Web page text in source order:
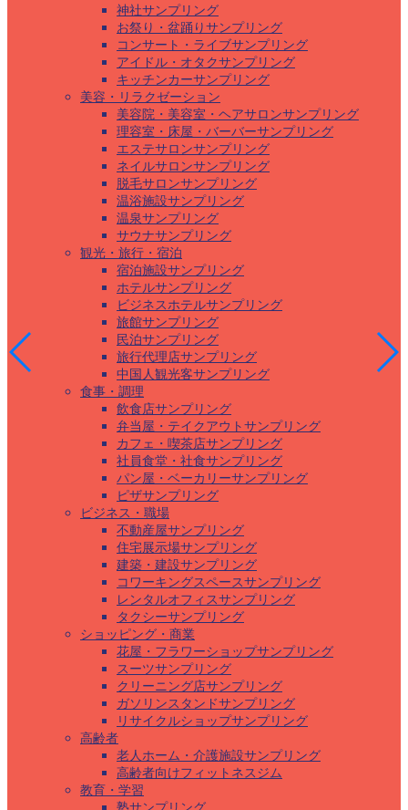
神社サンプリング
お祭り・盆踊りサンプリング
コンサート・ライブサンプリング
アイドル・オタクサンプリング
キッチンカーサンプリング
美容・リラクゼーション
美容院・美容室・ヘアサロンサンプリング
理容室・床屋・バーバーサンプリング
エステサロンサンプリング
ネイルサロンサンプリング
脱毛サロンサンプリング
温浴施設サンプリング
温泉サンプリング
サウナサンプリング
観光・旅行・宿泊
宿泊施設サンプリング
ホテルサンプリング
ビジネスホテルサンプリング
旅館サンプリング
民泊サンプリング
旅行代理店サンプリング
中国人観光客サンプリング
食事・調理
飲食店サンプリング
弁当屋・テイクアウトサンプリング
カフェ・喫茶店サンプリング
社員食堂・社食サンプリング
パン屋・ベーカリーサンプリング
ピザサンプリング
ビジネス・職場
不動産屋サンプリング
住宅展示場サンプリング
建築・建設サンプリング
コワーキングスペースサンプリング
レンタルオフィスサンプリング
タクシーサンプリング
ショッピング・商業
花屋・フラワーショップサンプリング
スーツサンプリング
クリーニング店サンプリング
ガソリンスタンドサンプリング
リサイクルショップサンプリング
高齢者
老人ホーム・介護施設サンプリング
高齢者向けフィットネスジム
教育・学習